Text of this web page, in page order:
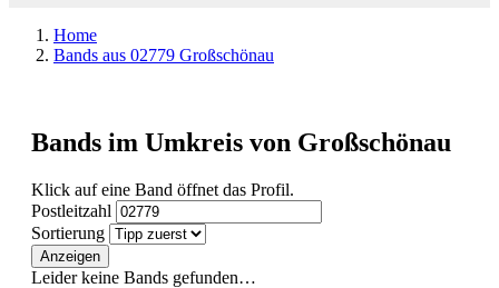
Home
Bands aus 02779 Großschönau
Bands im Umkreis von Großschönau
Klick auf eine Band öffnet das Profil.
Postleitzahl
Sortierung
Anzeigen
Leider keine Bands gefunden…